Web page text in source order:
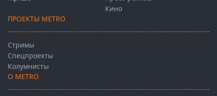
Кино
ПРОЕКТЫ METRO
Стримы
Спецпроекты
Колумнисты
О METRO